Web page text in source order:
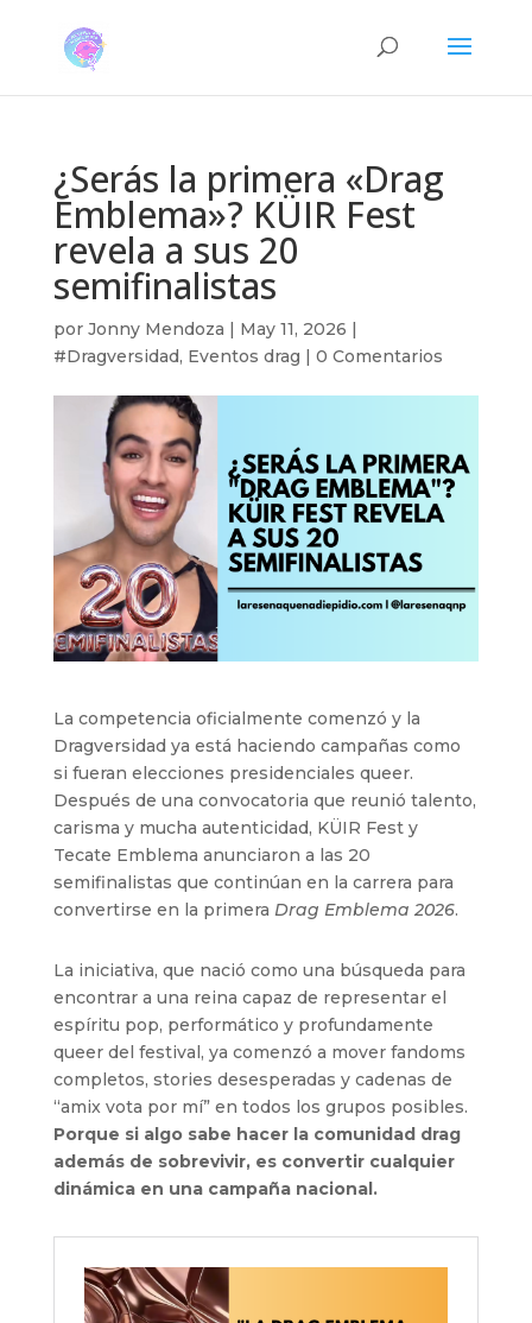
¿Serás la primera «Drag
Emblema»? KÜIR Fest
revela a sus 20
semifinalistas
por Jonny Mendoza | May 11, 2026 |
#Dragversidad, Eventos drag | 0 Comentarios
La competencia oficialmente comenzó y la
Dragversidad ya está haciendo campañas como
si fueran elecciones presidenciales queer.
Después de una convocatoria que reunió talento,
carisma y mucha autenticidad, KÜIR Fest y
Tecate Emblema anunciaron a las 20
semifinalistas que continúan en la carrera para
convertirse en la primera Drag Emblema 2026.
La iniciativa, que nació como una búsqueda para
encontrar a una reina capaz de representar el
espíritu pop, performático y profundamente
queer del festival, ya comenzó a mover fandoms
completos, stories desesperadas y cadenas de
“amix vota por mí” en todos los grupos posibles.
Porque si algo sabe hacer la comunidad drag
además de sobrevivir, es convertir cualquier
dinámica en una campaña nacional.